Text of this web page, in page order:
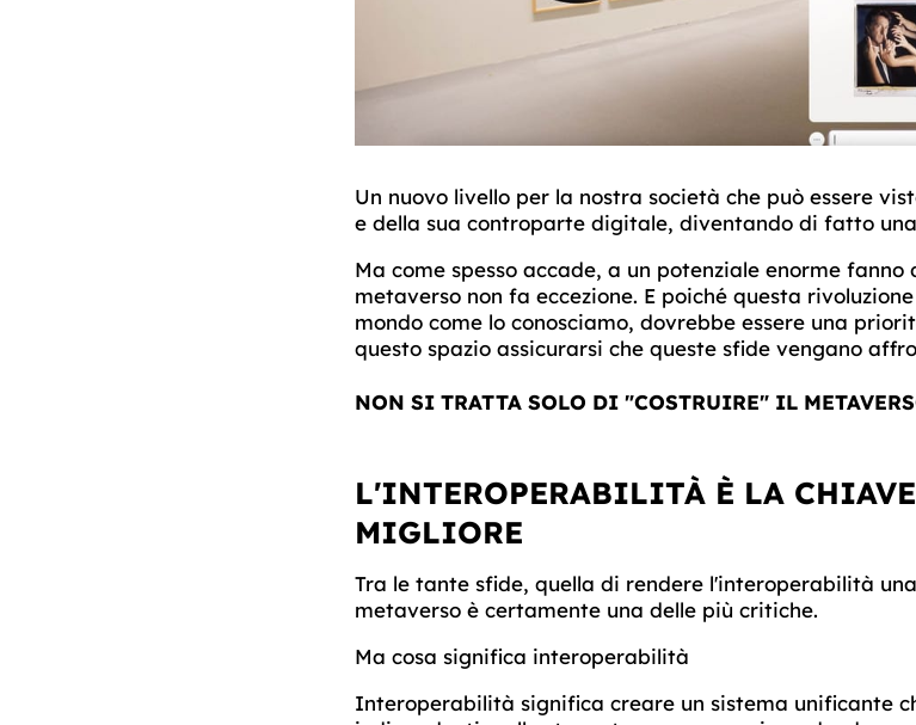
Un nuovo livello per la nostra società che può essere
e della sua controparte digitale, diventando di fatto
Ma come spesso accade, a un potenziale enorme
metaverso non fa eccezione. E poiché questa
mondo come lo conosciamo, dovrebbe essere una
questo spazio assicurarsi che queste sfide vengano
NON SI TRATTA SOLO DI "COSTRUIRE" IL
L'INTEROPERABILITÀ È LA
MIGLIORE
Tra le tante sfide, quella di rendere l'interoperabilità
metaverso è certamente una delle più critiche.
Ma cosa significa interoperabilità
Interoperabilità significa creare un sistema unificante